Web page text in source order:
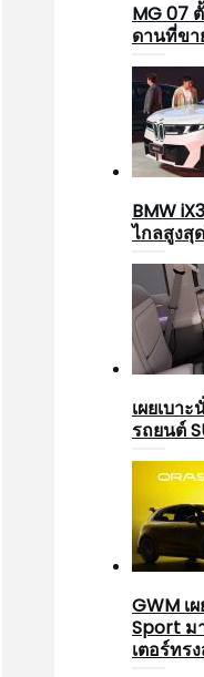
MG 07
ดานที่ขา
BMW
ไกลสูงสุ
เผยเบา
รถยนต์
GWM เ
Sport ม
เตอร์ทร